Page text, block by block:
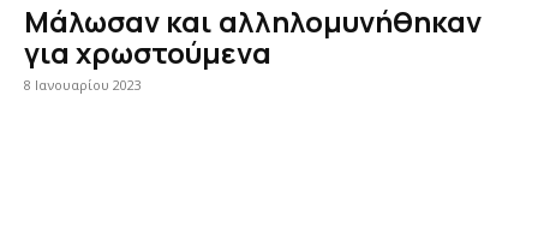
Μάλωσαν και αλληλομυνήθηκαν
για χρωστούμενα
8 Ιανουαρίου 2023